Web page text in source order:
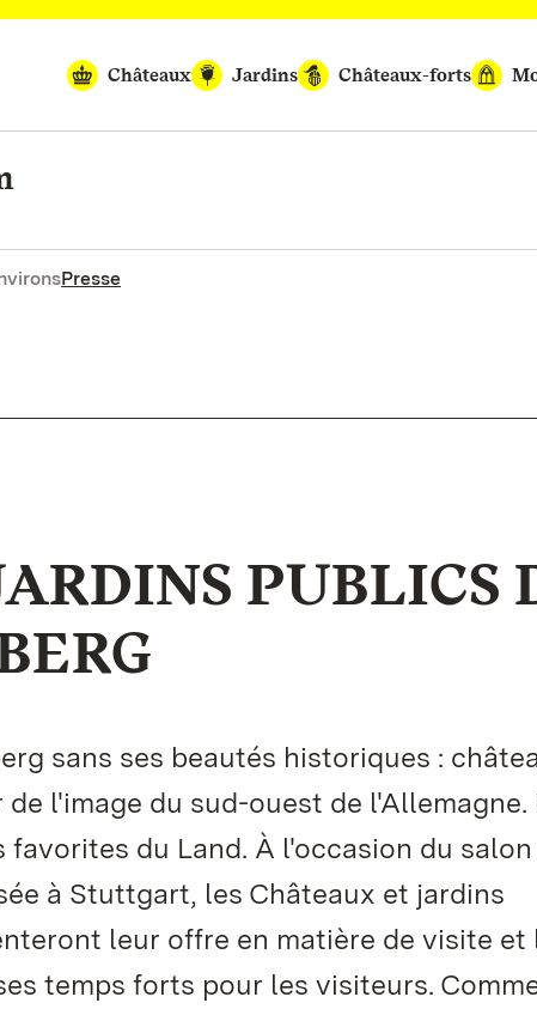
Châteaux
Jardins Châteaux-forts
Presse
PUBLICS
sans ses beautés historiques :
l'image du sud-ouest de l'Allemagne.
du Land. À l'occasion du salon
à Stuttgart, les Châteaux et jardins
leur offre en matière de visite et
temps forts pour les visiteurs.